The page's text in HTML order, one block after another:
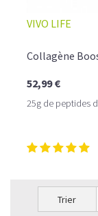
VIVO LIFE
Collagène
52,99 €
25g de peptides
Trier